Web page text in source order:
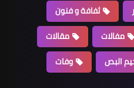
ثفافة و فنون
مفالات
مقالات
البص وفات